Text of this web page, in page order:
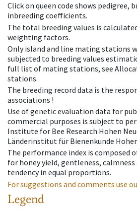
Click on queen code shows pedigree,
inbreeding coefficients.
The total breeding values is
weighting factors.
Only island and line mating stations
subjected to breeding values
full list of mating stations, see
stations.
The breeding record data is the
associations !
Use of genetic evaluation data for
commercial purposes is subject to
Institute for Bee Research Hohen
Länderinstitut für Bienenkunde
The performance index is composed
for honey yield, gentleness,
tendency in equal proportions.
For suggestions and comments use
Legend